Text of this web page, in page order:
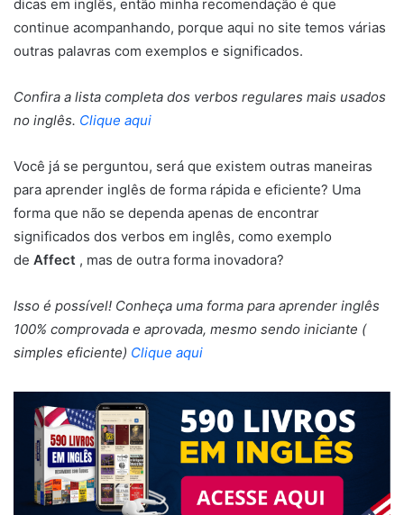
dicas em inglês, então minha recomendação é que
continue acompanhando, porque aqui no site temos várias
outras palavras com exemplos e significados.
Confira a lista completa dos verbos regulares mais usados
no inglês. Clique aqui
Você já se perguntou, será que existem outras maneiras
para aprender inglês de forma rápida e eficiente? Uma
forma que não se dependa apenas de encontrar
significados dos verbos em inglês, como exemplo
de Affect , mas de outra forma inovadora?
Isso é possível! Conheça uma forma para aprender inglês
100% comprovada e aprovada, mesmo sendo iniciante (
simples eficiente) Clique aqui